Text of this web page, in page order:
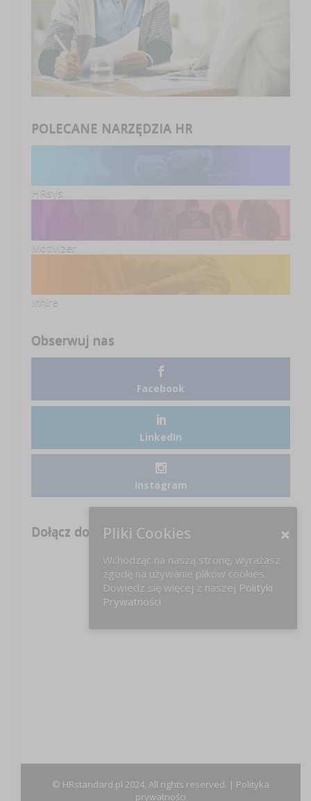
POLECANE NARZĘDZIA HR
HRsys
Motivizer
Inhire
Obserwuj nas
Facebook
LinkedIn
Instagram
Dołącz do nas na FB!
© HRstandard.pl 2024, All rights reserved. | Polityka
prywatności
Pliki Cookies
Wchodząc na naszą stronę, wyrażasz
zgodę na używanie plików cookies.
Dowiedz się więcej z naszej Polityki
Prywatności